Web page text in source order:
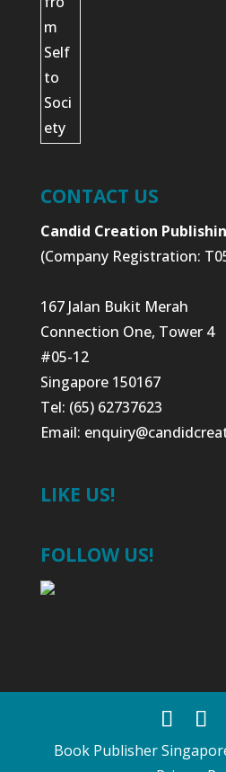
CONTACT US
Candid Creation
(Company Registration:
167 Jalan Bukit Merah
Connection One, Tower 4
#05-12
Singapore 150167
Tel: (65) 62737623
Email:
LIKE US!
FOLLOW US!
Book Publisher